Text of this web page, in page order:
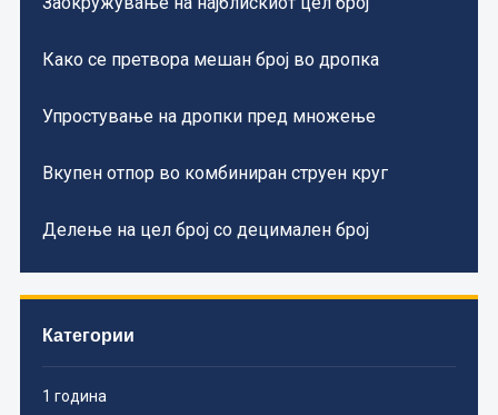
Како се претвора мешан број во дропка
Упростување на дропки пред множење
Вкупен отпор во комбиниран струен круг
Делење на цел број со децимален број
Категории
1 година